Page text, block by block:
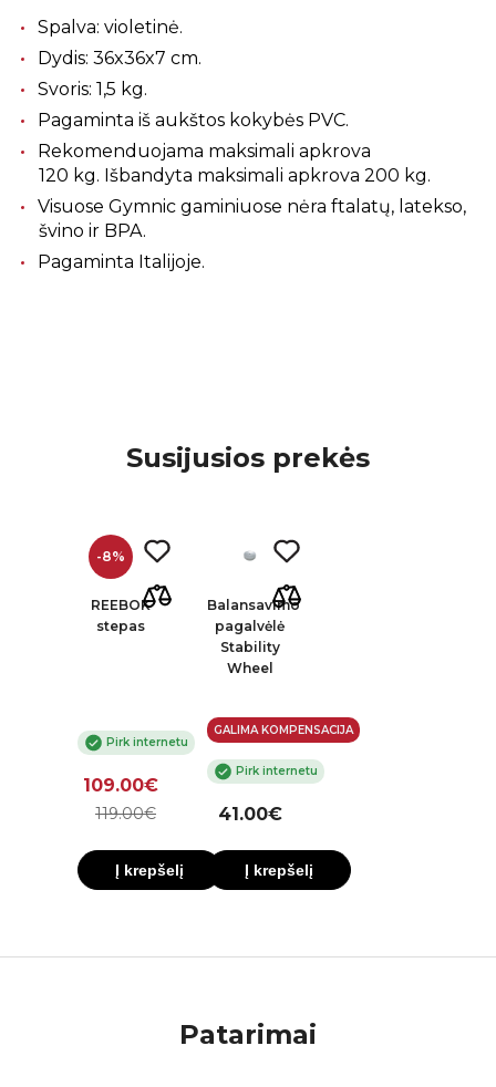
Spalva: violetinė.
Dydis: 36x36x7 cm.
Svoris: 1,5 kg.
Pagaminta iš aukštos kokybės PVC.
Rekomenduojama maksimali apkrova
120 kg. Išbandyta maksimali apkrova 200 kg.
Visuose Gymnic gaminiuose nėra ftalatų, latekso,
švino ir BPA.
Pagaminta Italijoje.
Susijusios prekės
-8%
REEBOK
stepas
Pirk internetu
109.00€
119.00€
Į krepšelį
Balansavimo
pagalvėlė
Stability
Wheel
GALIMA KOMPENSACIJA
Pirk internetu
41.00€
Į krepšelį
Patarimai